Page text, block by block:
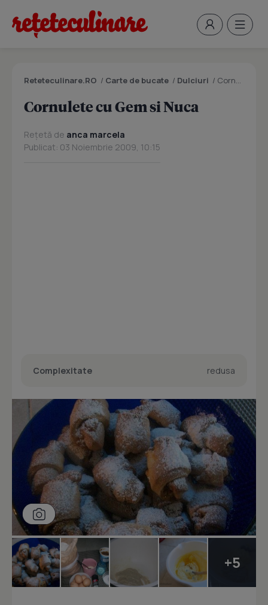
Reteteculinare.RO / Carte de bucate / Dulciuri / Cornulete cu Gem si Nuca
Cornulete cu Gem si Nuca
Rețetă de anca marcela
Publicat: 03 Noiembrie 2009, 10:15
Complexitate redusa
+5